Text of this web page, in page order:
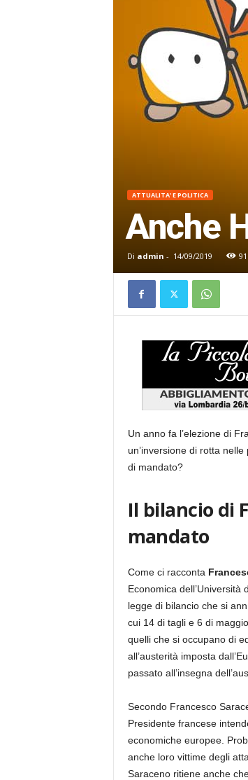
ATTUALITA' E POLITICA
Anche
Di admin - 14/09/2019 91
Un anno fa l’elezione di
un’inversione di rotta
di mandato?
Il bilancio di
mandato
Come ci racconta
Economica dell’Università
legge di bilancio che si
cui 14 di tagli e 6 di
quelli che si occupano di
all’austerità imposta
passato all’insegna
Secondo Francesco
Presidente francese
economiche europee.
anche loro vittime degli
Saraceno ritiene anche